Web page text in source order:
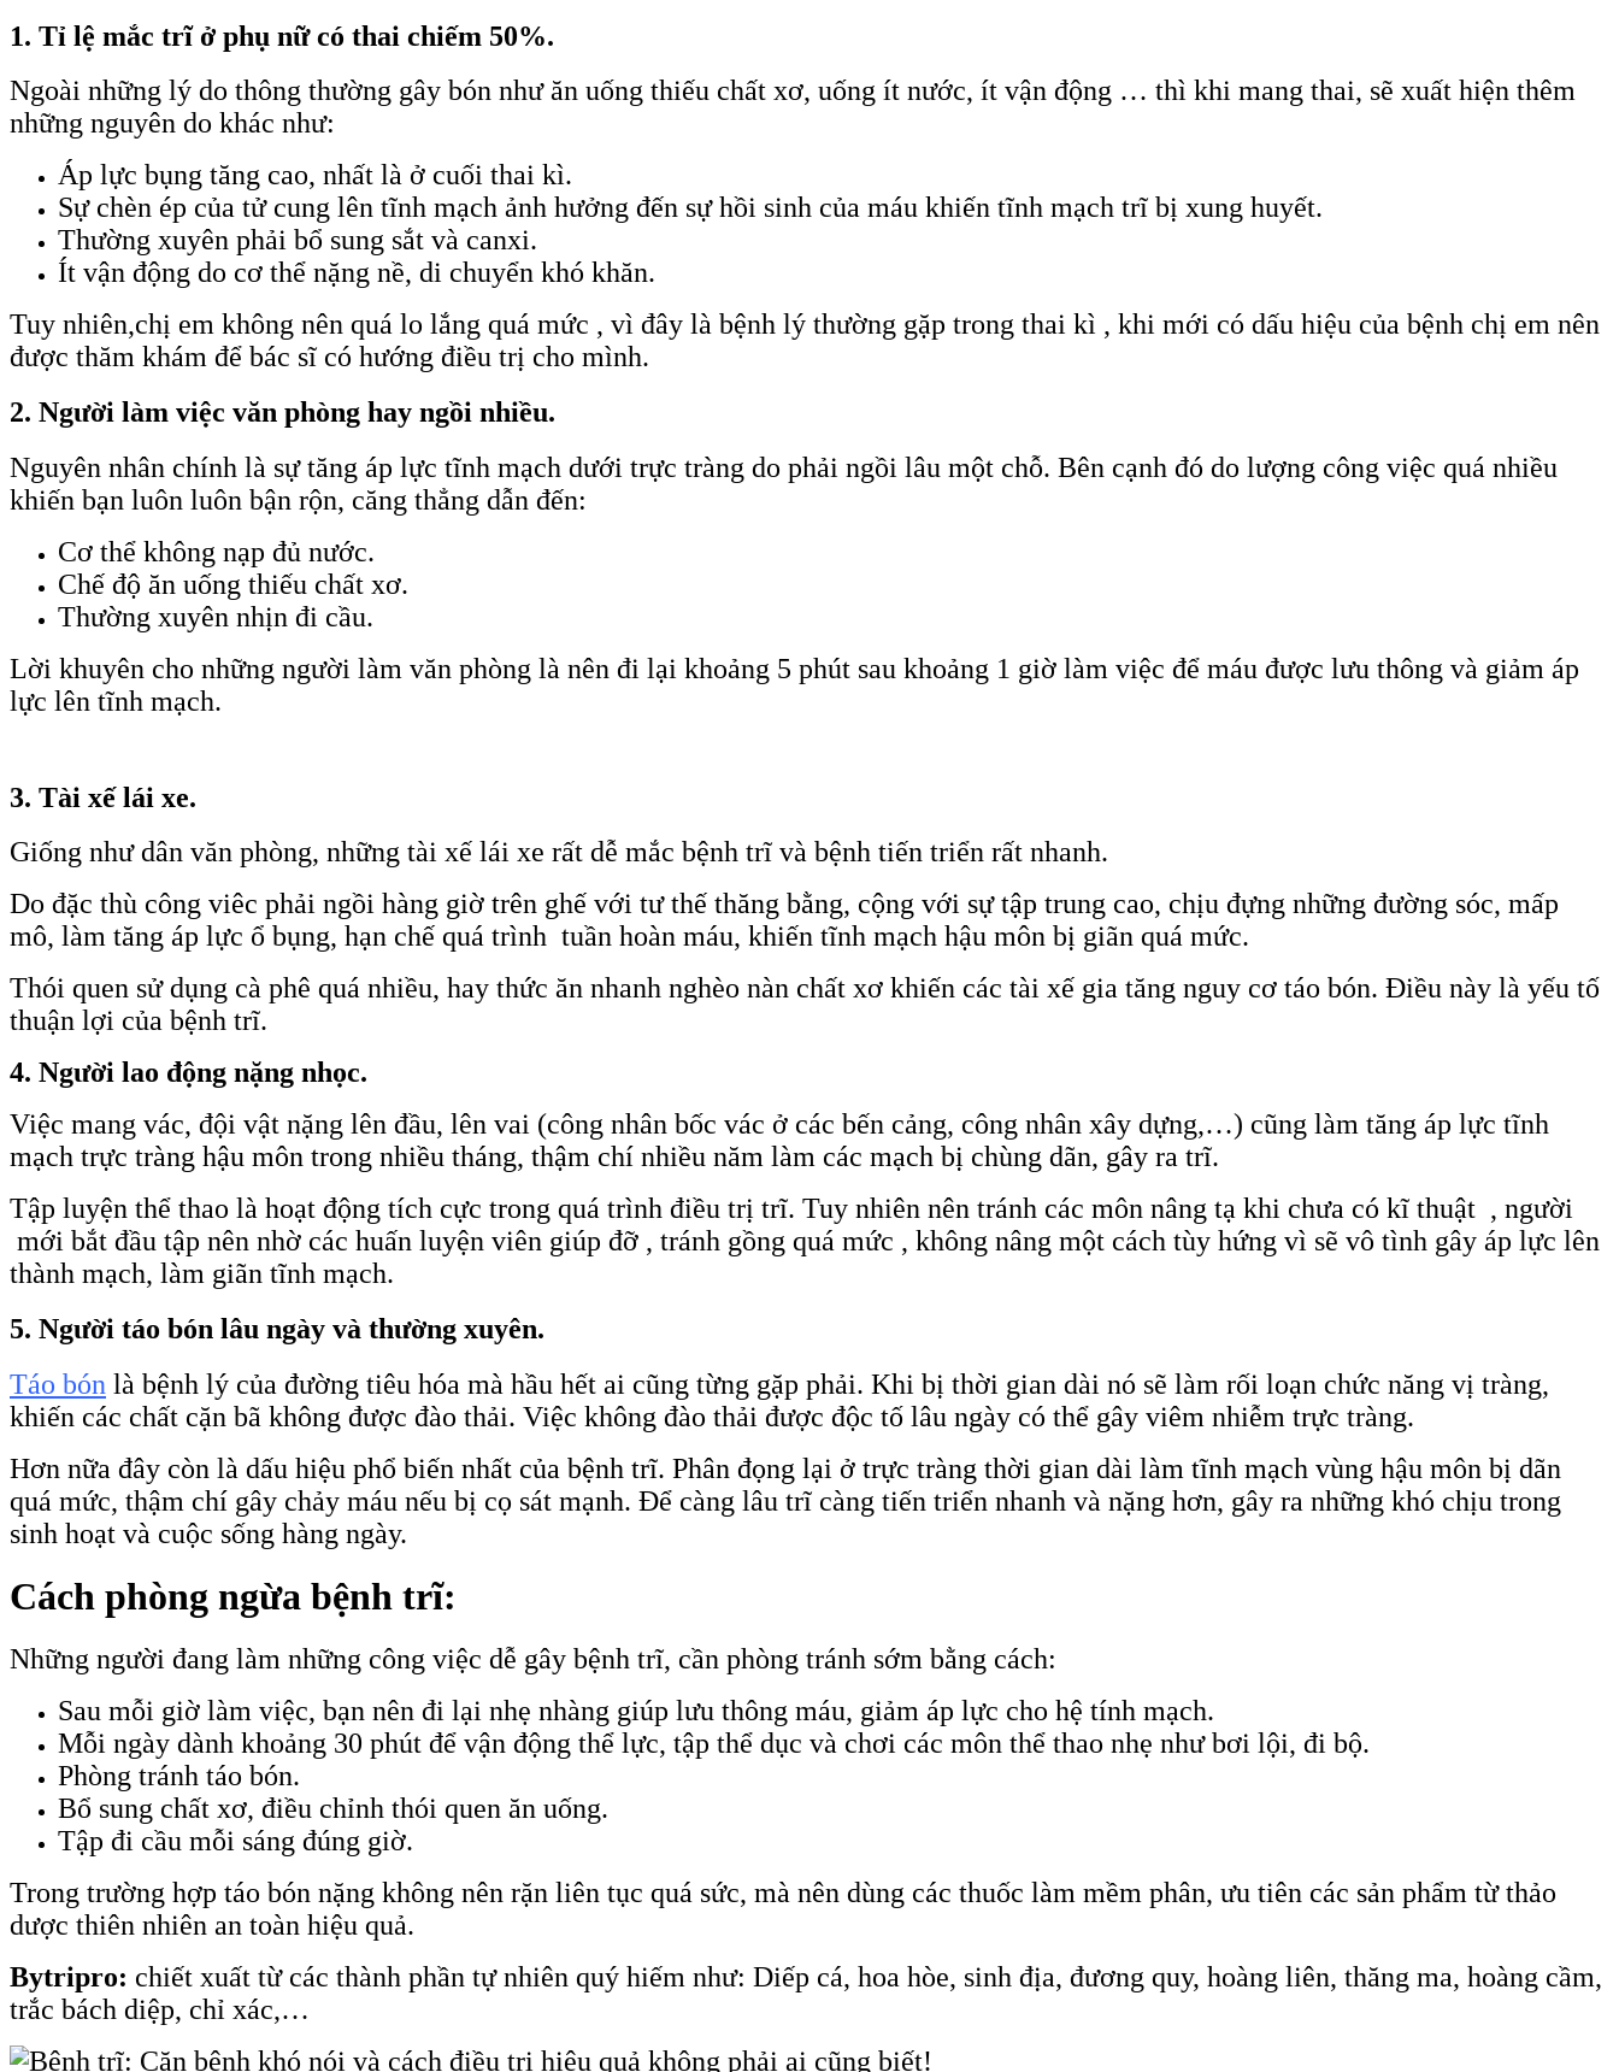
1. Tỉ lệ mắc trĩ ở phụ nữ có thai chiếm 50%.
Ngoài những lý do thông thường gây bón như ăn uống thiếu chất xơ, uống ít nước, ít vận động … thì khi mang thai, sẽ xuất hiện thêm
những nguyên do khác như:
Áp lực bụng tăng cao, nhất là ở cuối thai kì.
Sự chèn ép của tử cung lên tĩnh mạch ảnh hưởng đến sự hồi sinh của máu khiến tĩnh mạch trĩ bị xung huyết.
Thường xuyên phải bổ sung sắt và canxi.
Ít vận động do cơ thể nặng nề, di chuyển khó khăn.
Tuy nhiên,chị em không nên quá lo lắng quá mức , vì đây là bệnh lý thường gặp trong thai kì , khi mới có dấu hiệu của bệnh chị em nên
được thăm khám để bác sĩ có hướng điều trị cho mình.
2. Người làm việc văn phòng hay ngồi nhiều.
Nguyên nhân chính là sự tăng áp lực tĩnh mạch dưới trực tràng do phải ngồi lâu một chỗ. Bên cạnh đó do lượng công việc quá nhiều
khiến bạn luôn luôn bận rộn, căng thẳng dẫn đến:
Cơ thể không nạp đủ nước.
Chế độ ăn uống thiếu chất xơ.
Thường xuyên nhịn đi cầu.
Lời khuyên cho những người làm văn phòng là nên đi lại khoảng 5 phút sau khoảng 1 giờ làm việc để máu được lưu thông và giảm áp
lực lên tĩnh mạch.
3. Tài xế lái xe.
Giống như dân văn phòng, những tài xế lái xe rất dễ mắc bệnh trĩ và bệnh tiến triển rất nhanh.
Do đặc thù công viêc phải ngồi hàng giờ trên ghế với tư thế thăng bằng, cộng với sự tập trung cao, chịu đựng những đường sóc, mấp
mô, làm tăng áp lực ổ bụng, hạn chế quá trình tuần hoàn máu, khiến tĩnh mạch hậu môn bị giãn quá mức.
Thói quen sử dụng cà phê quá nhiều, hay thức ăn nhanh nghèo nàn chất xơ khiến các tài xế gia tăng nguy cơ táo bón. Điều này là yếu tố
thuận lợi của bệnh trĩ.
4. Người lao động nặng nhọc.
Việc mang vác, đội vật nặng lên đầu, lên vai (công nhân bốc vác ở các bến cảng, công nhân xây dựng,…) cũng làm tăng áp lực tĩnh
mạch trực tràng hậu môn trong nhiều tháng, thậm chí nhiều năm làm các mạch bị chùng dãn, gây ra trĩ.
Tập luyện thể thao là hoạt động tích cực trong quá trình điều trị trĩ. Tuy nhiên nên tránh các môn nâng tạ khi chưa có kĩ thuật , người
mới bắt đầu tập nên nhờ các huấn luyện viên giúp đỡ , tránh gồng quá mức , không nâng một cách tùy hứng vì sẽ vô tình gây áp lực lên
thành mạch, làm giãn tĩnh mạch.
5. Người táo bón lâu ngày và thường xuyên.
Táo bón là bệnh lý của đường tiêu hóa mà hầu hết ai cũng từng gặp phải. Khi bị thời gian dài nó sẽ làm rối loạn chức năng vị tràng,
khiến các chất cặn bã không được đào thải. Việc không đào thải được độc tố lâu ngày có thể gây viêm nhiễm trực tràng.
Hơn nữa đây còn là dấu hiệu phổ biến nhất của bệnh trĩ. Phân đọng lại ở trực tràng thời gian dài làm tĩnh mạch vùng hậu môn bị dãn
quá mức, thậm chí gây chảy máu nếu bị cọ sát mạnh. Để càng lâu trĩ càng tiến triển nhanh và nặng hơn, gây ra những khó chịu trong
sinh hoạt và cuộc sống hàng ngày.
Cách phòng ngừa bệnh trĩ:
Những người đang làm những công việc dễ gây bệnh trĩ, cần phòng tránh sớm bằng cách:
Sau mỗi giờ làm việc, bạn nên đi lại nhẹ nhàng giúp lưu thông máu, giảm áp lực cho hệ tính mạch.
Mỗi ngày dành khoảng 30 phút để vận động thể lực, tập thể dục và chơi các môn thể thao nhẹ như bơi lội, đi bộ.
Phòng tránh táo bón.
Bổ sung chất xơ, điều chỉnh thói quen ăn uống.
Tập đi cầu mỗi sáng đúng giờ.
Trong trường hợp táo bón nặng không nên rặn liên tục quá sức, mà nên dùng các thuốc làm mềm phân, ưu tiên các sản phẩm từ thảo
dược thiên nhiên an toàn hiệu quả.
Bytripro: chiết xuất từ các thành phần tự nhiên quý hiếm như: Diếp cá, hoa hòe, sinh địa, đương quy, hoàng liên, thăng ma, hoàng cầm,
trắc bách diệp, chỉ xác,…